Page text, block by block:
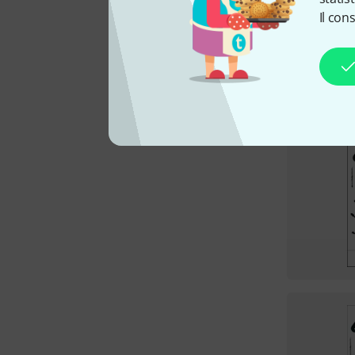
Il